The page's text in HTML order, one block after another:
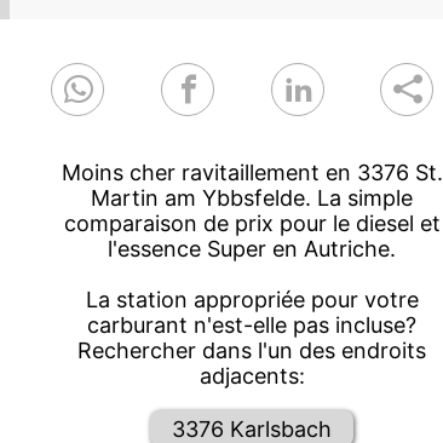
Moins cher ravitaillement en 3376 St.
Martin am Ybbsfelde. La simple
comparaison de prix pour le diesel et
l'essence Super en Autriche.
La station appropriée pour votre
carburant n'est-elle pas incluse?
Rechercher dans l'un des endroits
adjacents:
3376 Karlsbach